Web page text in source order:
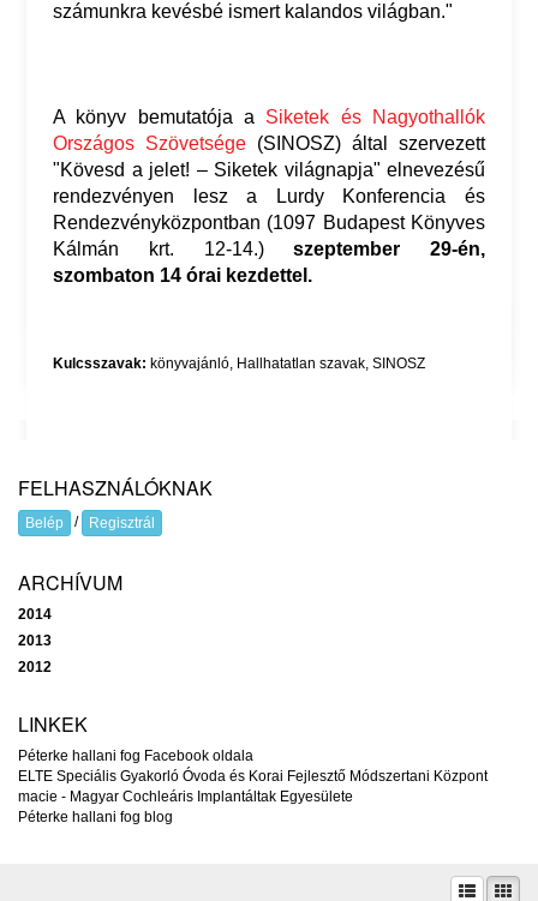
számunkra kevésbé ismert kalandos világban."
A könyv bemutatója a Siketek és Nagyothallók
Országos Szövetsége (SINOSZ) által szervezett
"Kövesd a jelet! – Siketek világnapja" elnevezésű
rendezvényen lesz a Lurdy Konferencia és
Rendezvényközpontban (1097 Budapest Könyves
Kálmán krt. 12-14.)szeptember 29-én,
szombaton 14 órai kezdettel.
Kulcsszavak: könyvajánló, Hallhatatlan szavak, SINOSZ
FELHASZNÁLÓKNAK
Belép / Regisztrál
ARCHÍVUM
2014
2013
2012
LINKEK
Péterke hallani fog Facebook oldala
ELTE Speciális Gyakorló Óvoda és Korai Fejlesztő Módszertani Központ
macie - Magyar Cochleáris Implantáltak Egyesülete
Péterke hallani fog blog